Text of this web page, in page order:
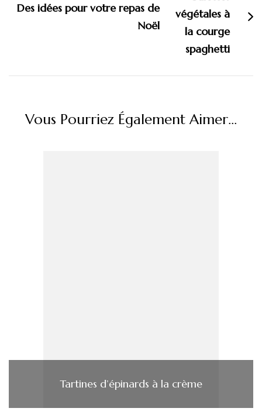
Des idées pour votre repas de
Noël
Vous Pourriez Également Aimer...
Tartines d’épinards à la crème